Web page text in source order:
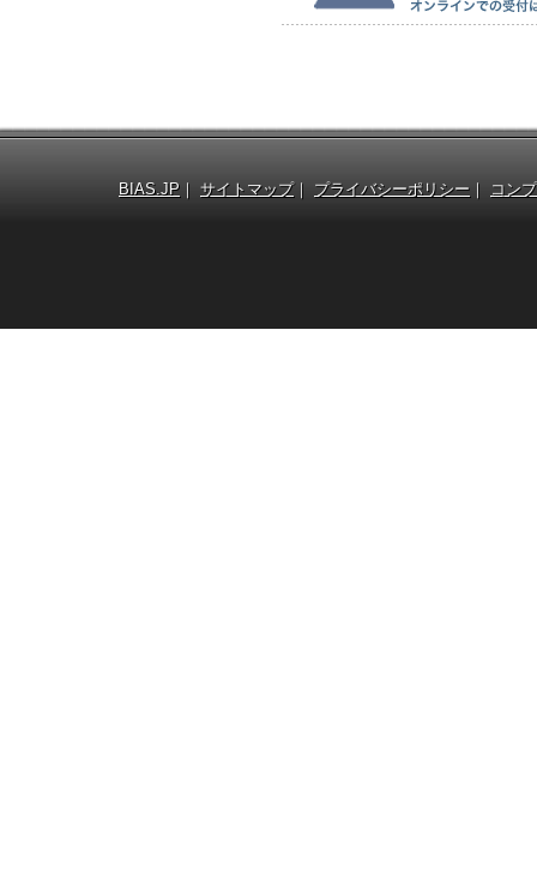
BIAS.JP ｜ サイトマップ｜ プライバシーポリシー ｜ コン